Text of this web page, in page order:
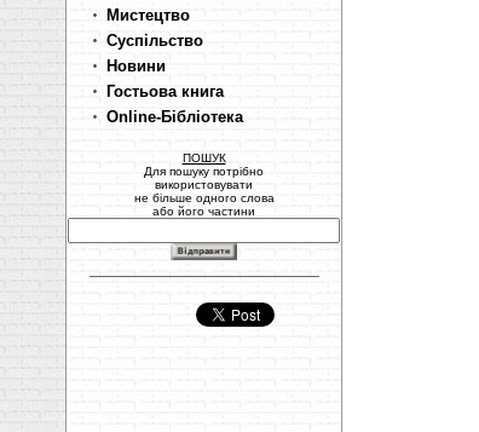
Мистецтво
Суспільство
Новини
Гостьова книга
Online-Бібліотека
ПОШУК
Для пошуку потрібно
використовувати
не більше одного слова
або його частини